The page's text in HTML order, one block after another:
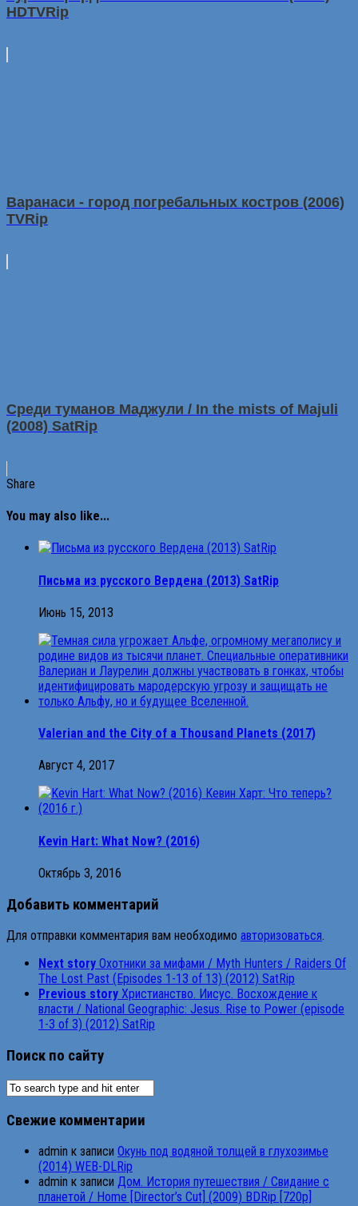
HDTVRip
Варанаси - город погребальных костров (2006)
TVRip
Среди туманов Маджули / In the mists of Majuli
(2008) SatRip
Share
You may also like...
Письма из русского Вердена (2013) SatRip
Июнь 15, 2013
Valerian and the City of a Thousand Planets (2017)
Август 4, 2017
Kevin Hart: What Now? (2016)
Октябрь 3, 2016
Добавить комментарий
Для отправки комментария вам необходимо авторизоваться.
Next story Охотники за мифами / Myth Hunters / Raiders Of
The Lost Past (Episodes 1-13 of 13) (2012) SatRip
Previous story Христианство. Иисус. Восхождение к
власти / National Geographic: Jesus. Rise to Power (episode
1-3 of 3) (2012) SatRip
Поиск по сайту
Свежие комментарии
admin к записи Окунь под водяной толщей в глухозимье
(2014) WEB-DLRip
admin к записи Дом. История путешествия / Свидание с
планетой / Home [Director’s Cut] (2009) BDRip [720p]